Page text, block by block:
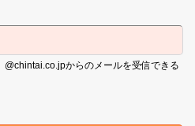
からのメールを受信できる